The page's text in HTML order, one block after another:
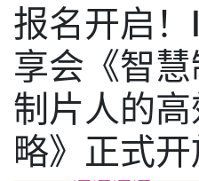
报名开启
享会《智
制片人的
略》正式